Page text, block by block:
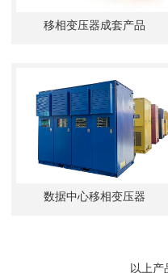
移相变压器成套产品
数据中心移相变压器
以上产